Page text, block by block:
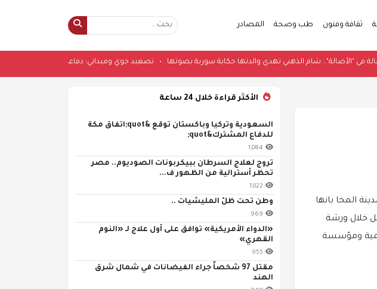
ثقافة وفنون طب وصحة المصادر
أصالة في "الأصالة".. شام الذهبي تهدي والدتها حكاية سورية بصوتها•تصعيد جوي وميداني: دفاعات عدن تتصدى
المخا بانها
خلال ورشة
ومؤسسة
الأكثر قراءة خلال 24 ساعة
السعودية وتركيا وباكستان توقع &quot;اتفاق مكة
للدفاع المشترك&quot;
1,084
تروج لعلاج السرطان ببيكربونات الصوديوم.. مصر
تحظر أسترالية من الظهور ف...
1,022
وطن تحت ظلّ المليشيات ..
969
«الدواء الأمريكية» توافق على أول علاج لـ «النوم
القهري»
955
مقتل 97 شخصاً جراء الفيضانات في شمال شرق
الهند